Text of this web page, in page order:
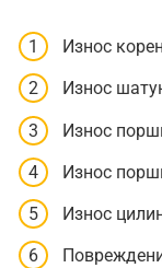
Износ
Износ
Износ
Износ
Износ